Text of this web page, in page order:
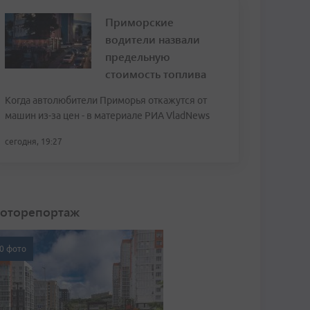
Приморские
водители назвали
предельную
стоимость топлива
Когда автолюбители Приморья откажутся от
машин из-за цен - в материале РИА VladNews
сегодня, 19:27
фото